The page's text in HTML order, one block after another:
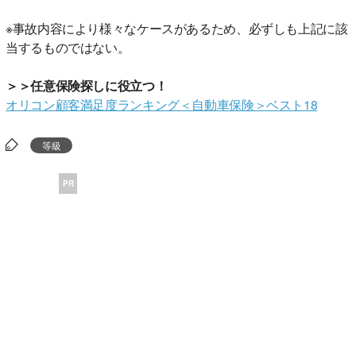
※事故内容により様々なケースがあるため、必ずしも上記に該
当するものではない。
＞＞任意保険探しに役立つ！
オリコン顧客満足度ランキング＜自動車保険＞ベスト18
等級
PR